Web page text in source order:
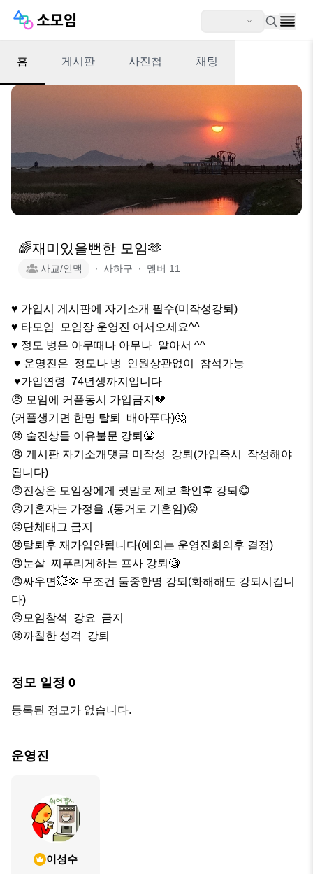
홈 게시판 사진첩 채팅
🌈재미있을뻔한 모임🫶
사교/인맥 ∙ 사하구 ∙ 멤버 11
♥ 가입시 게시판에 자기소개 필수(미작성강퇴)
♥ 타모임  모임장 운영진 어서오세요^^
♥ 정모 벙은 아무때나 아무나  알아서 ^^
😠 모임에 커플동시 가입금지💔
(커플생기면 한명 탈퇴  배아푸다)🤔
😠 술진상들 이유불문 강퇴🤮
😠 게시판 자기소개댓글 미작성  강퇴(가입즉시  작성해야
됩니다)
😠진상은 모임장에게 귓말로 제보 확인후 강퇴😋
😠기혼자는 가정을 .(동거도 기혼임)😡
😠단체태그 금지
😠탈퇴후 재가입안됩니다(예외는 운영진회의후 결정)
😠눈살  찌푸리게하는 프사 강퇴🧐
😠싸우면💥💢 무조건 둘중한명 강퇴(화해해도 강퇴시킵니
다)
😠모임참석  강요  금지
😠까칠한 성격  강퇴
정모 일정 0
등록된 정모가 없습니다.
운영진
이성수